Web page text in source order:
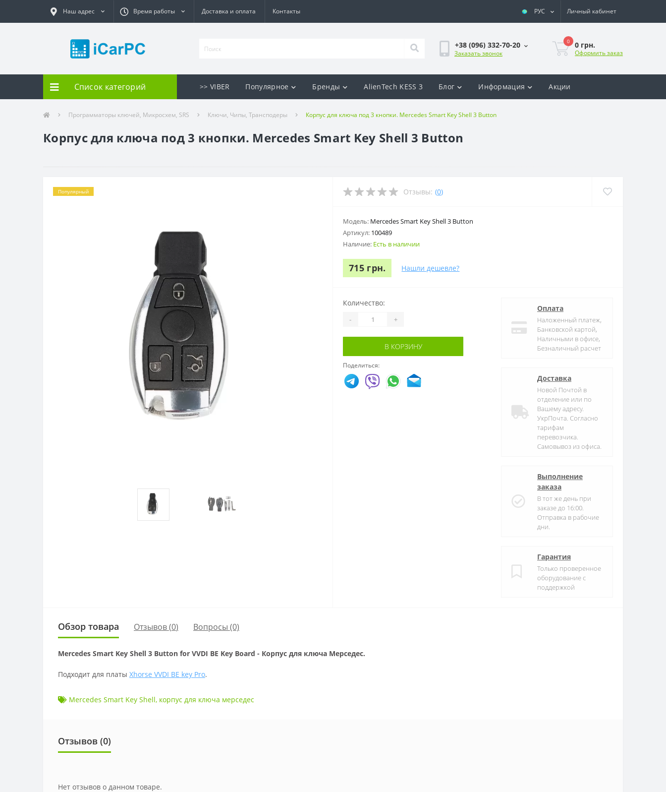
Наш адрес Время работы Доставка и оплата Контакты РУС Личный кабинет
+38 (096) 332-70-20
Заказать звонок
0 0 грн.
Оформить заказ
Список категорий >> VIBER Популярное Бренды AlienTech KESS 3 Блог Информация Акции
Программаторы ключей, Микросхем, SRS Ключи, Чипы, Трансподеры Корпус для ключа под 3 кнопки. Mercedes Smart Key Shell 3 Button
Корпус для ключа под 3 кнопки. Mercedes Smart Key Shell 3 Button
Популярный Отзывы: (0)
Модель: Mercedes Smart Key Shell 3 Button
Артикул: 100489
Наличие: Есть в наличии
715 грн. Нашли дешевле?
Количество:
- +
В КОРЗИНУ
Поделиться:
Оплата
Наложенный платеж,
Банковской картой,
Наличными в офисе,
Безналичный расчет
Доставка
Новой Почтой в
отделение или по
Вашему адресу.
УкрПочта. Согласно
тарифам
перевозчика.
Самовывоз из офиса.
Выполнение
заказа
В тот же день при
заказе до 16:00.
Отправка в рабочие
дни.
Гарантия
Только проверенное
оборудование с
поддержкой
Обзор товара Отзывов (0) Вопросы (0)
Mercedes Smart Key Shell 3 Button for VVDI BE Key Board - Корпус для ключа Мерседес.
Подходит для платы Xhorse VVDI BE key Pro.
Mercedes Smart Key Shell, корпус для ключа мерседес
Отзывов (0)
Нет отзывов о данном товаре.